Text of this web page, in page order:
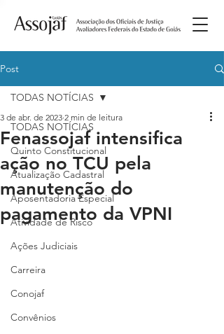
Post
TODAS NOTÍCIAS
Quinto Constitucional
Atualização Cadastral
Aposentadoria Especial
Atividade de Risco
Ações Judiciais
Carreira
Conojaf
Convênios
TODAS NOTÍCIAS
Fenassojaf intensifica
ação no TCU pela
manutenção do
pagamento da VPNI
3 de abr. de 2023 2 min de leitura